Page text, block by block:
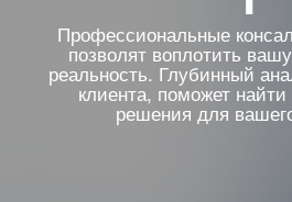
Профессиональные
позволят воплотить
реальность. Глубинный
клиента, поможет
решения для